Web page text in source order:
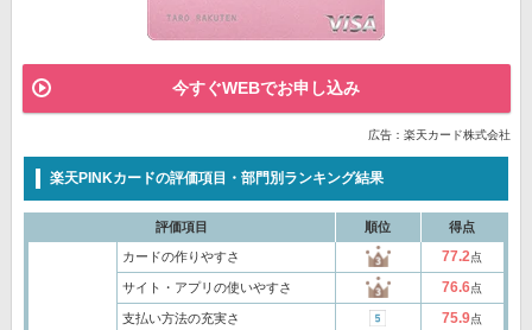
今すぐWEBでお申し込み
広告：楽天カード株式会社
楽天PINKカードの評価項目・部門別ランキング結果
評価項目 順位 得点
カードの作りやすさ 77.2点
サイト・アプリの使いやすさ 76.6点
支払い方法の充実さ 75.9点